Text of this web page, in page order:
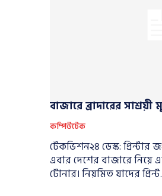
বাজারে ব্রাদারের সাশ্রয়ী
কম্পিউটেক
টেকভিশন২৪ ডেস্ক: প্রিন্টার
এবার দেশের বাজারে নিয়ে
টোনার। নিয়মিত যাদের